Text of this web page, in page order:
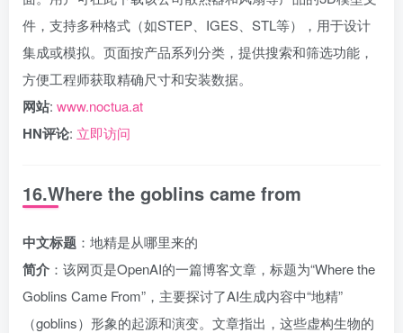
件，支持多种格式（如STEP、IGES、STL等），用于设计
集成或模拟。页面按产品系列分类，提供搜索和筛选功能，
方便工程师获取精确尺寸和安装数据。
网站: www.noctua.at
HN评论: 立即访问
16.Where the goblins came from
中文标题 ：地精是从哪里来的
简介 ：该网页是OpenAI的一篇博客文章，标题为“Where the
Goblins Came From”，主要探讨了AI生成内容中“地精”
（goblins）形象的起源和演变。文章指出，这些虚构生物的